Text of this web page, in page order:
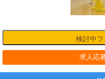
求人応